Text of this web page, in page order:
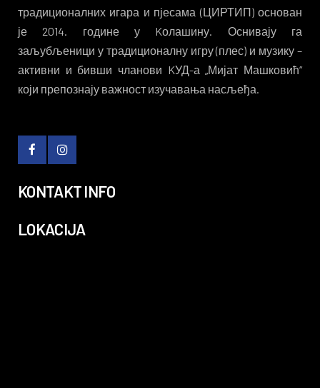
традиционалних игара и пјесама (ЦИРТИП) основан
је 2014. године у Kолашину. Оснивају га
заљубљеници у традиционалну игру (плес) и музику –
активни и бивши чланови KУД-а „Мијат Машковић“
који препознају важност изучавања насљеђа.
KONTAKT INFO
LOKACIJA